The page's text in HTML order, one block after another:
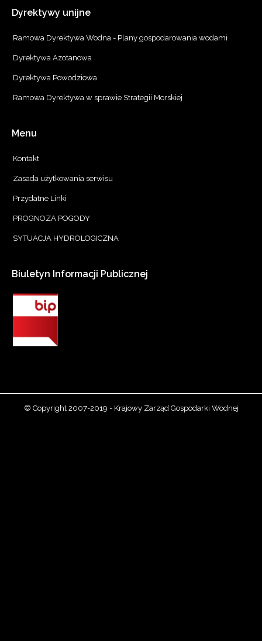
Dyrektywy unijne
Ramowa Dyrektywa Wodna - Plany gospodarowania wodami
Dyrektywa Azotanowa
Dyrektywa Powodziowa
Ramowa Dyrektywa w sprawie Strategii Morskiej
Menu
Kontakt
Zasada użytkowania serwisu
Przydatne Linki
PROGNOZA POGODY
SYTUACJA HYDROLOGICZNA
Biuletyn Informacji Publicznej
© Copyright 2007-2019 - Krajowy Zarząd Gospodarki Wodnej